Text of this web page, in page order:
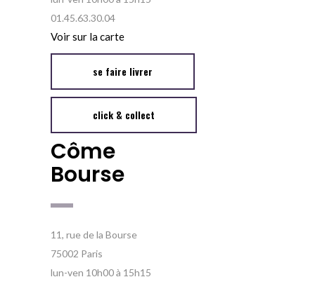
01.45.63.30.04
Voir sur la carte
se faire livrer
click & collect
Côme
Bourse
11, rue de la Bourse
75002 Paris
lun-ven 10h00 à 15h15